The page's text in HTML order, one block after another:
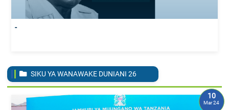
-
SIKU YA WANAWAKE DUNIANI 26
10
Mar 24